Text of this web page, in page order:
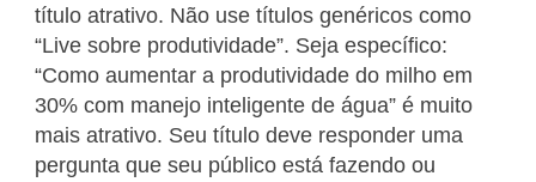
título atrativo. Não use títulos genéricos como
“Live sobre produtividade”. Seja específico:
“Como aumentar a produtividade do milho em
30% com manejo inteligente de água” é muito
mais atrativo. Seu título deve responder uma
pergunta que seu público está fazendo ou